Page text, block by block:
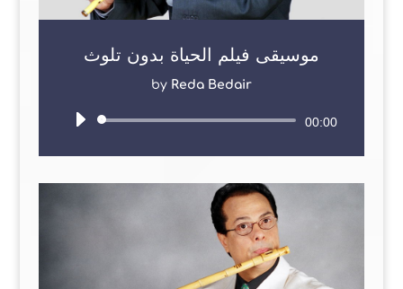
موسيقى فيلم الحياة بدون تلوث
by Reda Bedair
Audio
00:00